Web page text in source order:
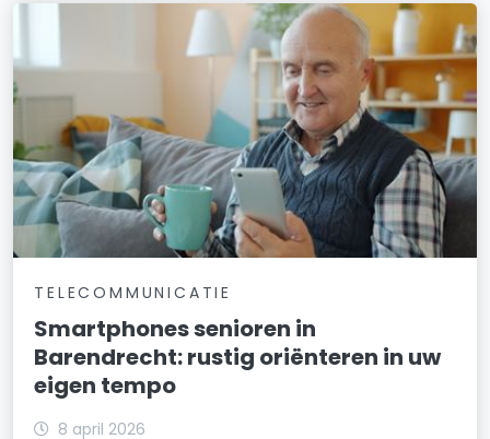
TELECOMMUNICATIE
Smartphones senioren in
Barendrecht: rustig oriënteren in uw
eigen tempo
8 april 2026